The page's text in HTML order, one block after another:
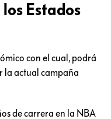
Estados
con el cual, podrá
la actual campaña
de carrera en la NBA